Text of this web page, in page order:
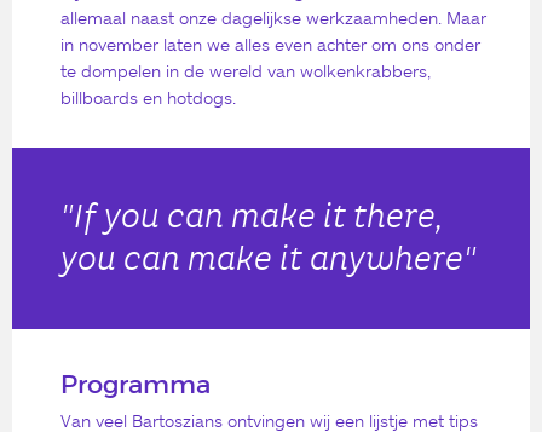
allemaal naast onze dagelijkse werkzaamheden. Maar
in november laten we alles even achter om ons onder
te dompelen in de wereld van wolkenkrabbers,
billboards en hotdogs.
"If you can make it there,
you can make it anywhere"
Programma
Van veel Bartoszians ontvingen wij een lijstje met tips